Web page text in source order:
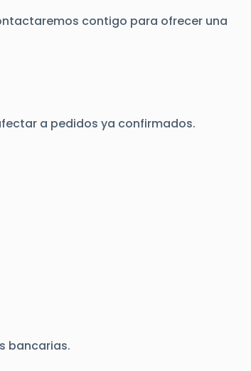
contigo para ofrecer una
a pedidos ya confirmados.
bancarias.